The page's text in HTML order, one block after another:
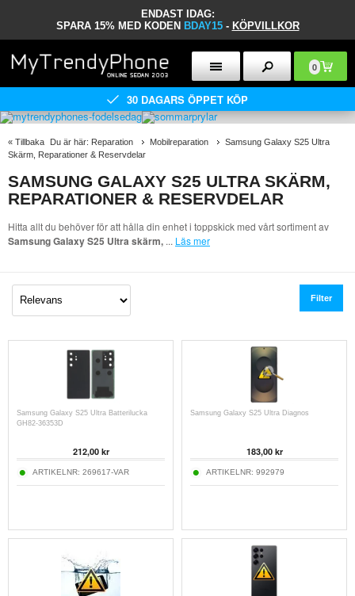
ENDAST IDAG:
SPARA 15% MED KODEN BDAY15 - KÖPVILLKOR
0
30 DAGARS ÖPPET KÖP
« Tillbaka Du är här: Reparation Mobilreparation
Samsung Galaxy S25 Ultra
Skärm, Reparationer & Reservdelar
SAMSUNG GALAXY S25 ULTRA SKÄRM,
REPARATIONER & RESERVDELAR
Hitta allt du behöver för att hålla din enhet i toppskick med vårt sortiment av
Samsung Galaxy S25 Ultra skärm, ... Läs mer
Filter
Samsung Galaxy S25 Ultra Batterilucka
GH82-36353D
212,00 kr
ARTIKELNR: 269617-VAR
Samsung Galaxy S25 Ultra Diagnos
183,00 kr
ARTIKELNR: 992979